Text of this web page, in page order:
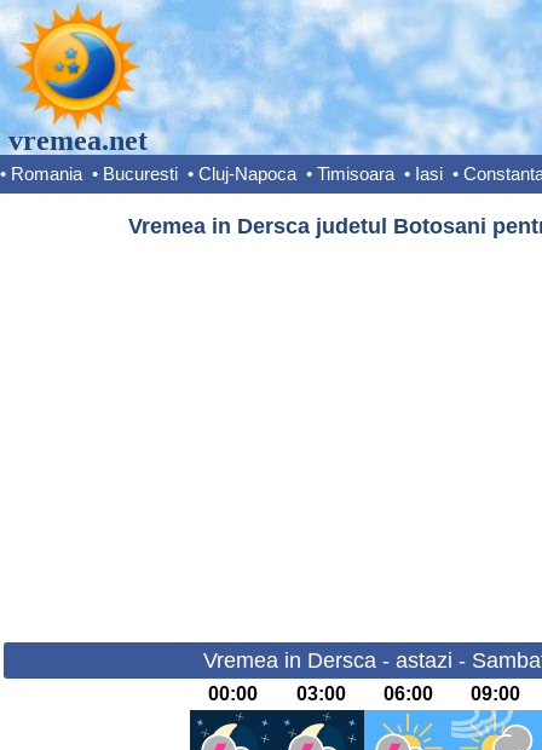
vremea.net
• Romania • Bucuresti • Cluj-Napoca • Timisoara • Iasi •
Vremea in Dersca judetul Botosani
Vremea in Dersca - astazi -
00:00 03:00 06:00 09:00